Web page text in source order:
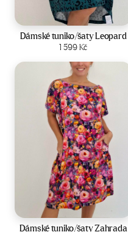
Velikost:44-50
Dámské tuniko/šaty Leopard
1 599Kč
Zobrazit produkt
Velikost:44-50
Dámské tuniko/šaty Zahrada